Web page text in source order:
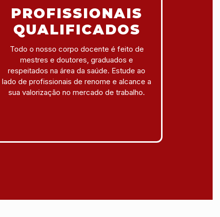
PROFISSIONAIS
QUALIFICADOS
Todo o nosso corpo docente é feito de
mestres e doutores, graduados e
respeitados na área da saúde. Estude ao
lado de profissionais de renome e alcance a
sua valorização no mercado de trabalho.